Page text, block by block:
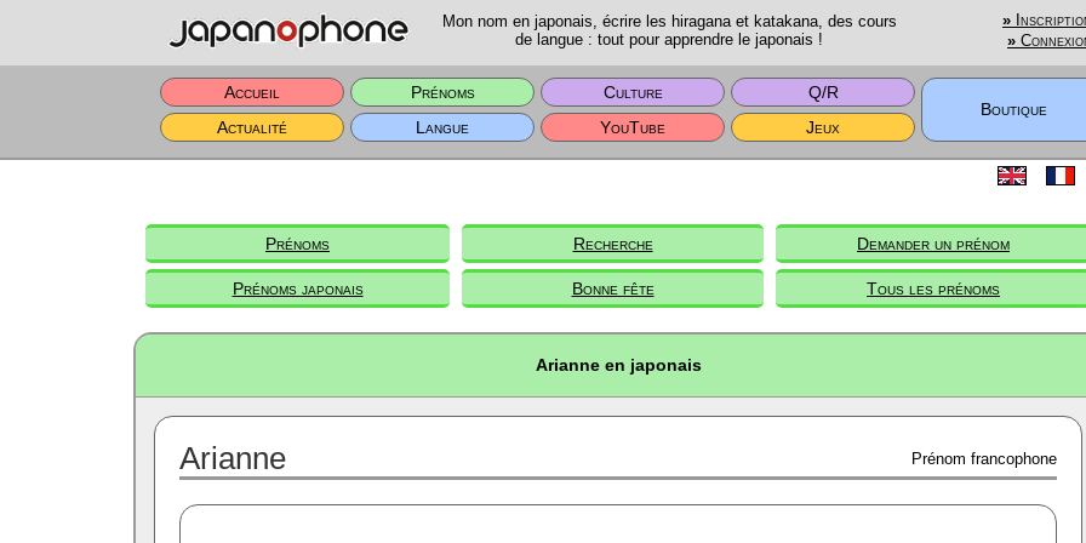
Mon nom en japonais, écrire les hiragana et katakana, des cours
de langue : tout pour apprendre le japonais !
»
»
Accueil Prénoms Culture
Q/R
Boutique
Actualité
Langue YouTube Jeux
Prénoms Recherche Demander un prénom
Prénoms japonais Bonne fête Tous les prénoms
Arianne en japonais
Arianne Prénom francophone